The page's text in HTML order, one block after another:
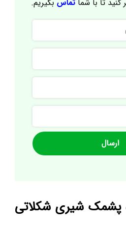
کنید تا با شماتماس بگیریم.
پشمک شیری شکلاتی